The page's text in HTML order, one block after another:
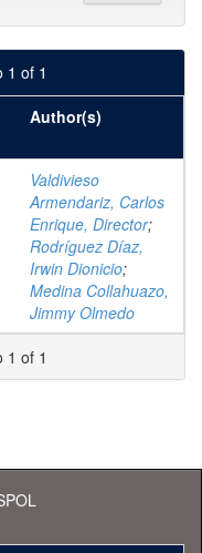
1 of 1
Author(s)
Valdivieso
Armendariz, Carlos
Enrique, Director;
Rodríguez Díaz,
Irwin Dionicio;
Medina Collahuazo,
Jimmy Olmedo
1 of 1